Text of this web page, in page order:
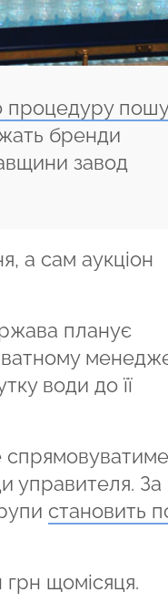
процедуру
бренди
завод
а сам аукціон
планує
води до її
управителя. За
становить
щомісяця.